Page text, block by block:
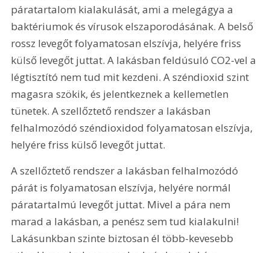
páratartalom kialakulását, ami a melegágya a
baktériumok és vírusok elszaporodásának. A belső
rossz levegőt folyamatosan elszívja, helyére friss
külső levegőt juttat. A lakásban feldúsuló CO2-vel a
légtisztító nem tud mit kezdeni. A széndioxid szint
magasra szökik, és jelentkeznek a kellemetlen
tünetek. A szellőztető rendszer a lakásban
felhalmozódó széndioxidod folyamatosan elszívja,
helyére friss külső levegőt juttat.
A szellőztető rendszer a lakásban felhalmozódó
párát is folyamatosan elszívja, helyére normál
páratartalmú levegőt juttat. Mivel a pára nem
marad a lakásban, a penész sem tud kialakulni!
Lakásunkban szinte biztosan él több-kevesebb